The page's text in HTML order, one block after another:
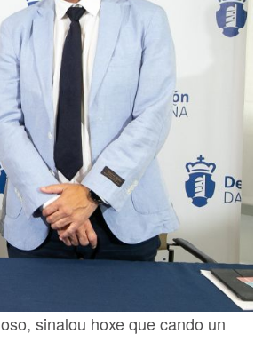
sinalou hoxe que cando un